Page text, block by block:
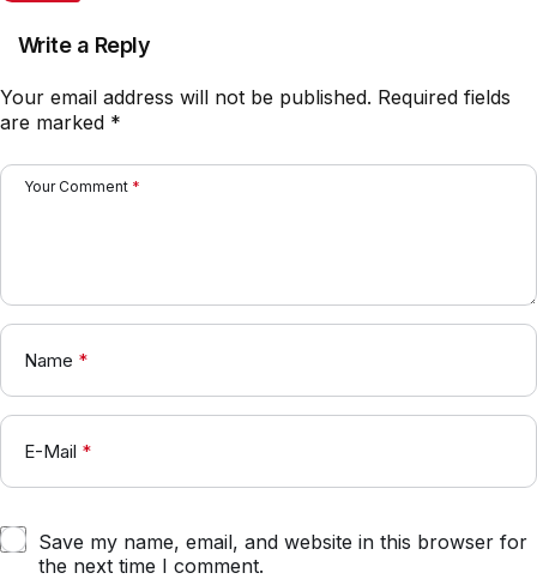
Write a Reply
Your email address will not be published. Required fields
are marked *
Your Comment *
Name *
E-Mail *
Save my name, email, and website in this browser for
the next time I comment.